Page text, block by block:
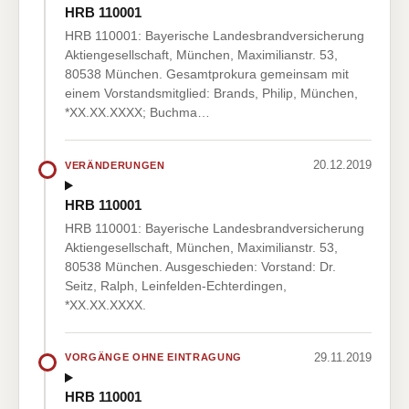
HRB 110001
HRB 110001: Bayerische Landesbrandversicherung
Aktiengesellschaft, München, Maximilianstr. 53,
80538 München. Gesamtprokura gemeinsam mit
einem Vorstandsmitglied: Brands, Philip, München,
*XX.XX.XXXX; Buchma…
VERÄNDERUNGEN 20.12.2019
HRB 110001
HRB 110001: Bayerische Landesbrandversicherung
Aktiengesellschaft, München, Maximilianstr. 53,
80538 München. Ausgeschieden: Vorstand: Dr.
Seitz, Ralph, Leinfelden-Echterdingen,
*XX.XX.XXXX.
VORGÄNGE OHNE EINTRAGUNG 29.11.2019
HRB 110001